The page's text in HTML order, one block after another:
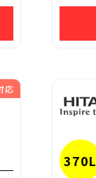
応
370L